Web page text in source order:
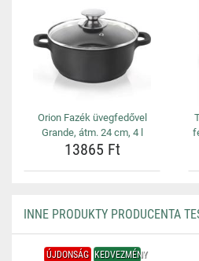
Orion Fazék üvegfedővel
Grande, átm. 24 cm, 4 l
13865 Ft
INNE PRODUKTY PRODUCENTA
ÚJDONSÁG KEDVEZMÉNY